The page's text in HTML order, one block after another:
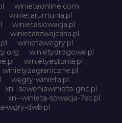
winietaonline.com
winietarumunia.pl
winietaslowacja.pl
winietaszwajcaria.pl
winietawegry.pl
winietydrogowe.pl
winietyestonia.pl
winietyzagraniczne.pl
węgry-winieta.pl
xn--soweniawinieta-gnc.pl
xn--winieta-sowacja-7sc.pl
wgry-dwb.pl